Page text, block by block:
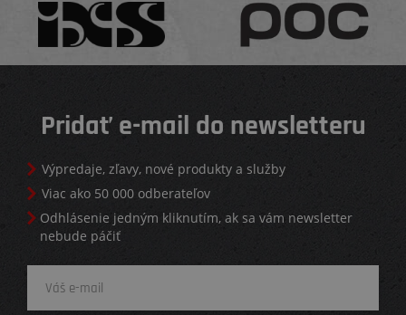
Pridať e-mail do newsletteru
Výpredaje, zľavy, nové produkty a služby
Viac ako 50 000 odberateľov
Odhlásenie jedným kliknutím, ak sa vám newsletter
nebude páčiť